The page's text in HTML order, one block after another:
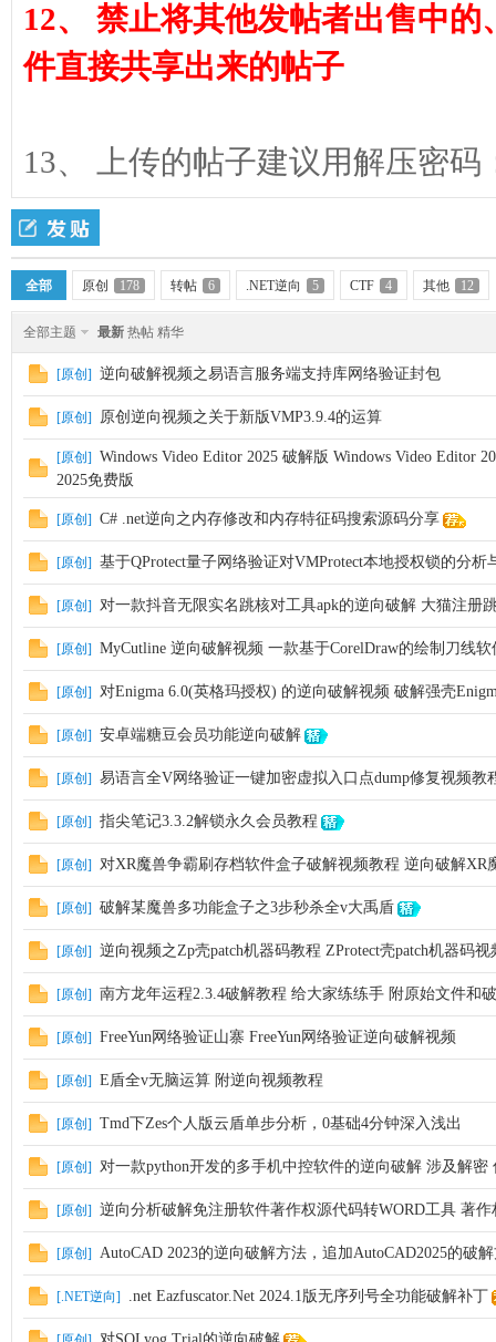
12、 禁止将其他发帖者出售中
件直接共享出来的帖子
13、 上传的帖子建议用解压密码
全部 原创 178 转帖 6 .NET逆向 5 CTF 4 其他 12
全部主题 最新 热帖 精华
[原创] 逆向破解视频之易语言服务端支持库网络验证封包
[原创] 原创逆向视频之关于新版VMP3.9.4的运算
[原创] Windows Video Editor 2025 破解版 Windows Video Editor
2025免费版
[原创] C# .net逆向之内存修改和内存特征码搜索源码分享
[原创] 基于QProtect量子网络验证对VMProtect本地授权锁的分析
[原创] 对一款抖音无限实名跳核对工具apk的逆向破解 大猫注册
[原创] MyCutline 逆向破解视频 一款基于CorelDraw的绘制刀线
[原创] 对Enigma 6.0(英格玛授权) 的逆向破解视频 破解强壳
[原创] 安卓端糖豆会员功能逆向破解
[原创] 易语言全V网络验证一键加密虚拟入口点dump修复视频教
[原创] 指尖笔记3.3.2解锁永久会员教程
[原创] 对XR魔兽争霸刷存档软件盒子破解视频教程 逆向破解XR
[原创] 破解某魔兽多功能盒子之3步秒杀全v大禹盾
[原创] 逆向视频之Zp壳patch机器码教程 ZProtect壳patch机器码视
[原创] 南方龙年运程2.3.4破解教程 给大家练练手 附原始文件和
[原创] FreeYun网络验证山寨 FreeYun网络验证逆向破解视频
[原创] E盾全v无脑运算 附逆向视频教程
[原创] Tmd下Zes个人版云盾单步分析，0基础4分钟深入浅出
[原创] 对一款python开发的多手机中控软件的逆向破解 涉及解密
[原创] 逆向分析破解免注册软件著作权源代码转WORD工具 著
[原创] AutoCAD 2023的逆向破解方法，追加AutoCAD2025的破
[.NET逆向] .net Eazfuscator.Net 2024.1版无序列号全功能破解补丁